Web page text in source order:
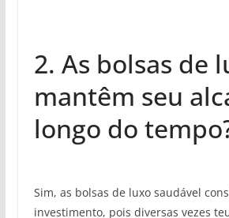
2. As bolsas de
mantêm seu
longo do
Sim, as bolsas de luxo saudável
investimento, pois diversas vezes